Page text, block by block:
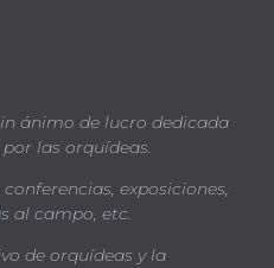
ánimo de lucro dedicada
las orquídeas.
exposiciones,
al campo, etc.
de orquídeas y la